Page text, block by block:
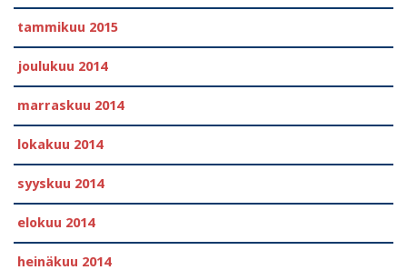
tammikuu 2015
joulukuu 2014
marraskuu 2014
lokakuu 2014
syyskuu 2014
elokuu 2014
heinäkuu 2014